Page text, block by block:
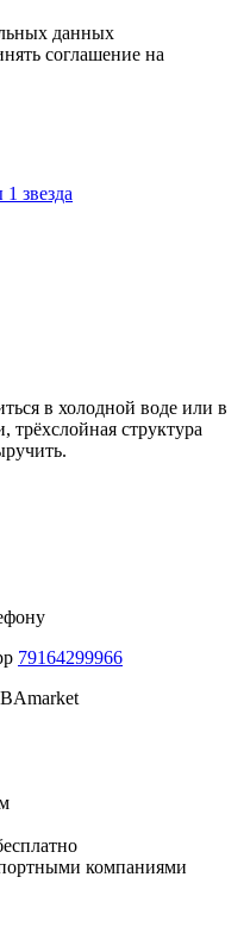
данных
соглашение на
1 звезда
в холодной воде или в
структура
79164299966
компаниями